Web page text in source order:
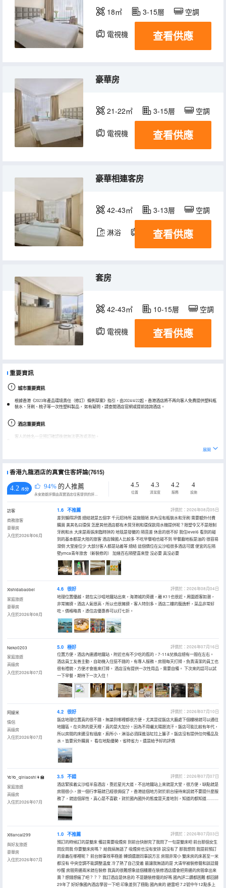
18㎡ 3-15層 空調
電視機 冰箱
查看供應
豪華房
21-22㎡ 3-15層 空調
電視機 冰箱
查看供應
豪華相連客房
42-43㎡ 3-13層 空調
淋浴 電視機 冰箱
查看供應
套房
42-43㎡ 10-15層 空調
電視機 冰箱
查看供應
重要資訊
城市重要資訊
根據香港《2023年產品環境責任（修訂）條例草案》指引，由2024/4/22起，香港酒店將不再向客人免費提供塑料瓶
裝水、牙刷、梳子等一次性塑料製品， 如有疑問，請查閲酒店官網或提前諮詢酒店。
酒店重要資訊
客人的姓名一旦預訂確認後就無法更改或添加。
展開
香港九龍酒店的真實住客評論(7615)
4.2 /5分 94% 的人推薦
永安旅遊評價由真實酒店住客提供的評價。
4.5
位置
4.3
清潔度
4.2
服務
4
設施
訪客
商務旅客
豪華房
入住於2026年06月
1.6 不推薦
評價於：2026年08月05日
差到懶得評價 總結就是五個字 千元招待所 設施簡陋 房內沒有瓶裝水和牙刷 需要額外付費
購買 美其名曰環保 怎麼其他酒店都有木質牙刷和環保飲用水機提供呢？限塑令又不是限制
牙刷和水 大床是兩張床臨時拼的 地毯是發黴的 隔音差 休息的很不好 我住level6 看到的碰
到的基本都是大陸的旅客 酒店韓國人比較多 不吃早餐咱也碰不到 早餐廳地板是油的 很容易
滑倒 大堂座位少 大部分客人都是站着等 總結 這個價位在尖沙咀很多酒店可選 便宜的左隔
壁ymca青年旅舍（新裝修的） 加幾百右隔壁喜來登 沒必要 真沒必要
Xishidabaobei
家庭旅遊
豪華房
入住於2026年08月
4.6 很好
評價於：2026年08月04日
地理位置優越，就在尖沙咀地鐵站出來，海港城的旁邊，離 K11也很近。周圍遊客如潮，
非常擁擠。酒店人氣很高，所以也很擁擠，客人特別多。酒店二樓的龍逸軒，菜品非常好
吃。價格略貴，憑住店優惠券可以打七折。
Neko0203
家庭旅遊
高級房
入住於2026年07月
5.0 極好
評價於：2026年07月16日
位置方便，酒店內連通地鐵站，附近也有不少吃的逛的，7-11&兌換店總有一間在左右。
酒店員工友善主動，自助機入住挺不錯的，有專人服務。房間每天打掃，負責清潔的員工也
很有禮貌，方便才會進來打掃。 酒店沒有提供一次性用品，需要自備。 下次來的話可以試
一下早餐，期待下一次入住！
阿緹米
情侶
高級房
入住於2026年07月
4.2 很好
評價於：2026年07月10日
飯店地理位置真的很不錯，無論到哪裡都很方便，尤其是從飯店大廳處下個樓梯就可以通往
地鐵區。在炎熱的夏天裡，真的是大加分。因為不用曬太陽跟流汗。飯店可能比較有年代，
所以房間的床邊沒有插座，廁所小，淋浴必須踩進浴缸拉上簾子。飯店沒有提供任何備品及
水。皆要另外購買。 看在地點優勢，省時省力。還是給予好的評價
YoYo_qinlaoshi👩‍🏫
家庭旅遊
高級房
入住於2026年07月
3.5 不錯
評價於：2026年07月07日
酒店緊挨着尖沙咀半島酒店，靠近星光大道，不出地鐵站上來就是大堂，很方便，缺點就是
房間很小，放一個行李箱就已經很侷促了，香港這個地方對於前台接待來説就不要提什麼服
務了，就這個尿性，真心是不喜歡，對於國內國外的態度是天差地別，知道的都知道………
Xitiancai299
與好友旅遊
豪華房
入住於2026年07月
1.0 不推薦
評價於：2026年07月03日
預訂的時候訂的是雙床 備註需要吸煙房 到前台快辦完了我問了一句是雙床吧 前台那個女生
問反問我 你要雙床房嗎？ 給我搞無語了 吸煙房也沒有安排 説沒有了 那我想問 我提前預訂
的意義在哪裡呢？ 前台辦事效率極差 轉頭還跟同事説方言 房間非常小 雙床房的床甚至一米
都沒有 中央空調不能調整温度 冷了熱了自己受着 最讓我無語的是 大清早被裝修聲和談話聲
吵醒 房間旁邊兩米就在裝修 我真的很難想象這個樓層在裝修酒店還會把旁邊的房間拿出來
賣？想錢想瘋了吧？？？ 我訂酒店是休息的 不是聽裝修聲的好嗎 國內評二鑽都困難 都回歸
29年了 好好像國內酒店學習一下吧 印象差到了極點 國內來的 避雷吧 7.2號中午12點多上